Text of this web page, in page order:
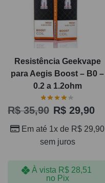
Resistência Geekvape
para Aegis Boost – B0 –
0.2 a 1.2ohm
R$35,90 R$ 29,90
Em até 1x de R$ 29,90
sem juros
À vista R$28,51
no Pix